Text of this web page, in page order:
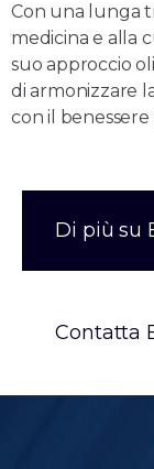
Con una lunga
medicina e alla
suo approccio
di armonizzare
con il
Di più su
Contatta